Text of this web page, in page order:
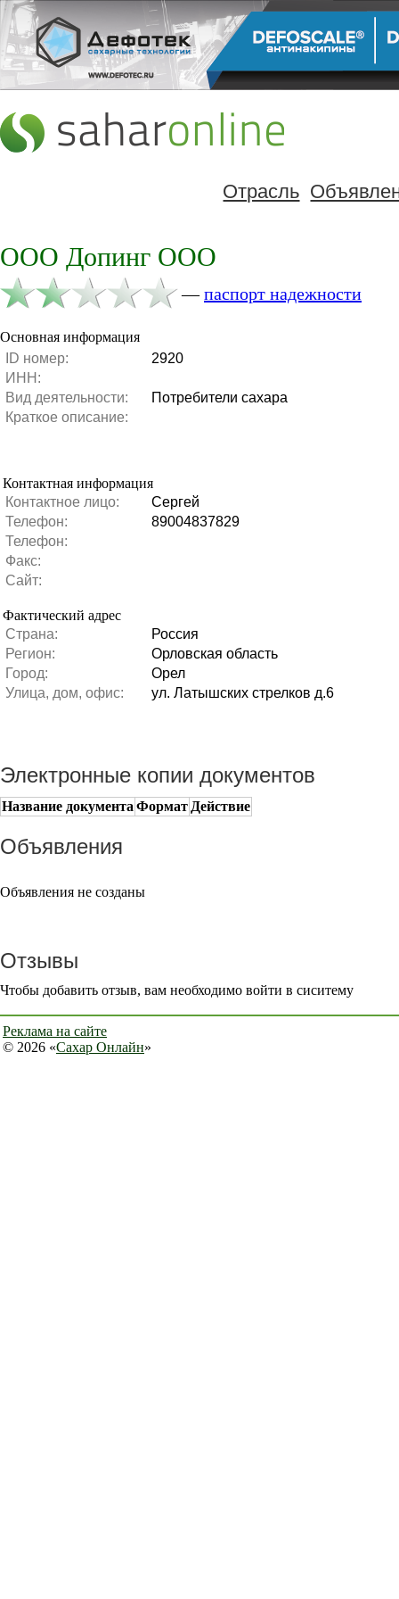
Отрасль
ООО Допинг ООО
—паспорт надежности
Основная информация
ID номер:
2920
ИНН:
Вид деятельности:
Потребители сахара
Краткое описание:
Контактная информация
Контактное лицо:
Сергей
Телефон:
89004837829
Телефон:
Факс:
Сайт:
Фактический адрес
Страна:
Россия
Регион:
Орловская область
Город:
Орел
Улица, дом, офис:
ул. Латышских стрелков д.6
Электронные копии документов
Название документа Формат Действие
Объявления
Объявления не созданы
Отзывы
Чтобы добавить отзыв, вам необходимо войти в сиситему
Реклама на сайте
© 2026 «Сахар Онлайн»